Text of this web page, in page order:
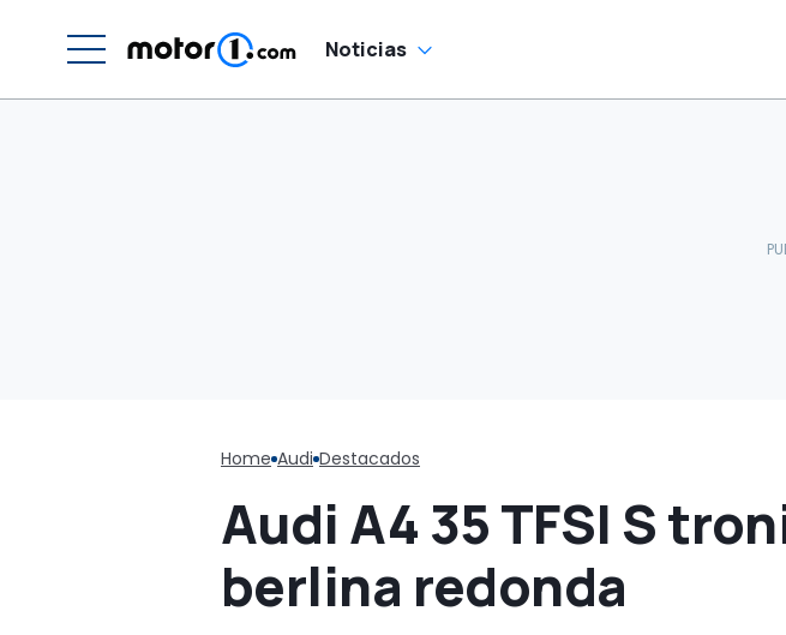
Noticias
Home Audi Destacados
Audi A4 35 TFSI S
berlina redonda